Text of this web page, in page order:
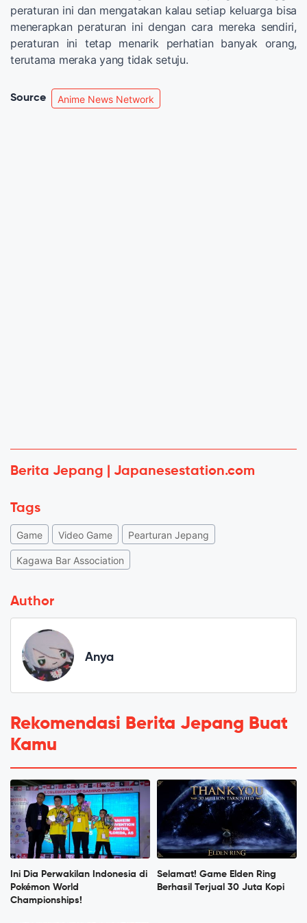
peraturan ini dan mengatakan kalau setiap keluarga bisa
menerapkan peraturan ini dengan cara mereka sendiri,
peraturan ini tetap menarik perhatian banyak orang,
terutama meraka yang tidak setuju.
Source Anime News Network
Berita Jepang | Japanesestation.com
Tags
Game Video Game Pearturan Jepang
Kagawa Bar Association
Author
Anya
Rekomendasi Berita Jepang Buat
Kamu
Ini Dia Perwakilan Indonesia di
Pokémon World
Championships!
Selamat! Game Elden Ring
Berhasil Terjual 30 Juta Kopi